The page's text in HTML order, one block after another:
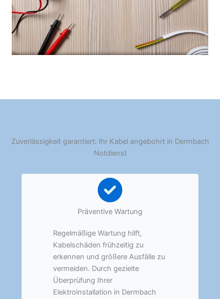
Zuverlässigkeit garantiert: Ihr Kabel angebohrt in Dermbach
Notdienst
Präventive Wartung
Regelmäßige Wartung hilft,
Kabelschäden frühzeitig zu
erkennen und größere Ausfälle zu
vermeiden. Durch gezielte
Überprüfung Ihrer
Elektroinstallation in Dermbach